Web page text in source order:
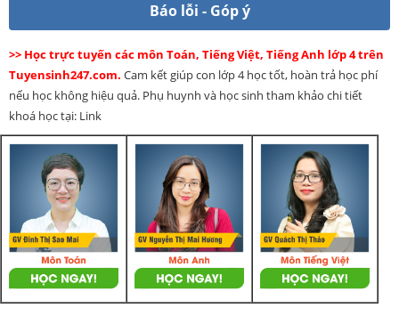
Báo lỗi - Góp ý
>> Học trực tuyến các môn Toán, Tiếng Việt, Tiếng Anh lớp 4 trên
Tuyensinh247.com. Cam kết giúp con lớp 4 học tốt, hoàn trả học phí
nếu học không hiệu quả. Phụ huynh và học sinh tham khảo chi tiết
khoá học tại: Link